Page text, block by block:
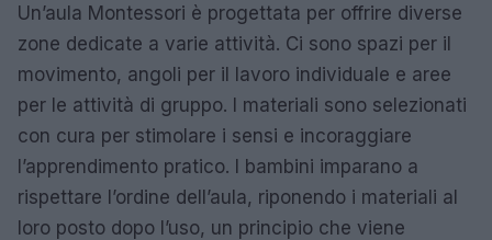
Un’aula Montessori è progettata per offrire diverse
zone dedicate a varie attività. Ci sono spazi per il
movimento, angoli per il lavoro individuale e aree
per le attività di gruppo. I materiali sono selezionati
con cura per stimolare i sensi e incoraggiare
l’apprendimento pratico. I bambini imparano a
rispettare l’ordine dell’aula, riponendo i materiali al
loro posto dopo l’uso, un principio che viene